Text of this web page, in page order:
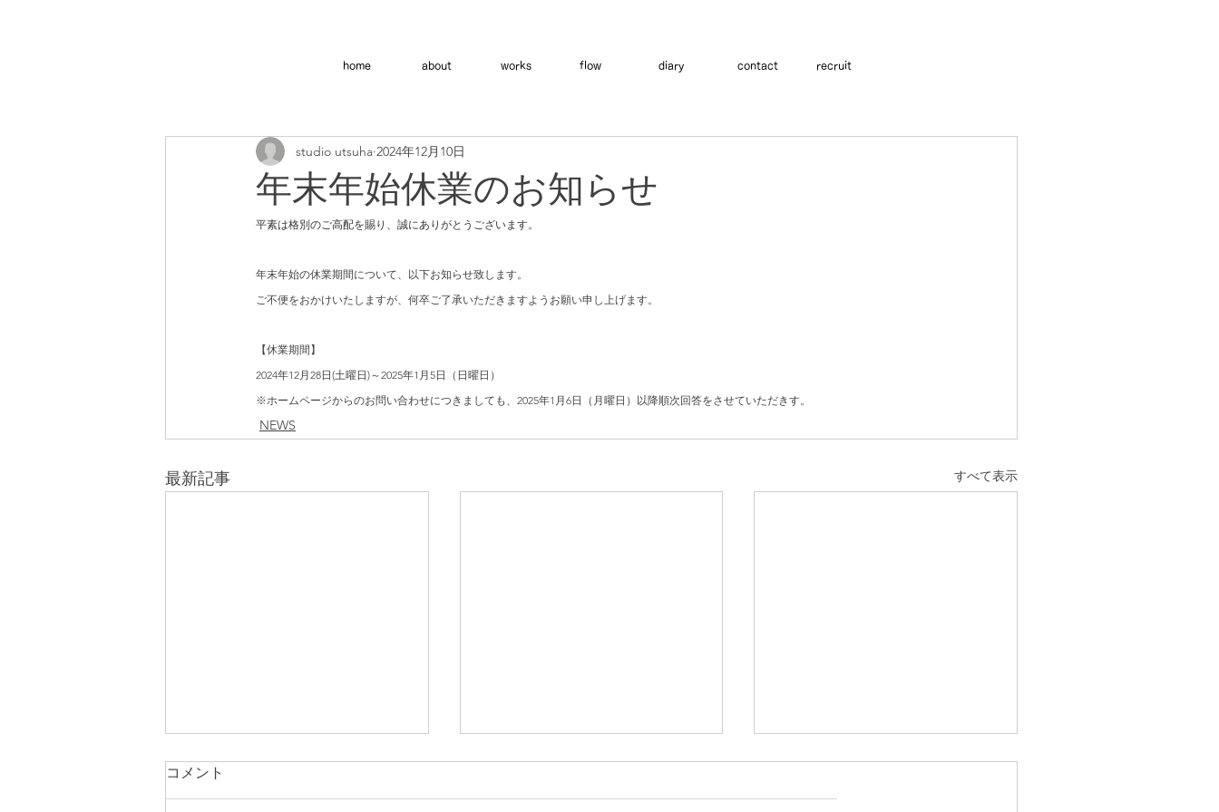
home about works flow diary contact recruit
年末年始休業のお知らせ
studio utsuha 2024年12月10日
平素は格別のご高配を賜り、誠にありがとうございます。
年末年始の休業期間について、以下お知らせ致します。
ご不便をおかけいたしますが、何卒ご了承いただきますようお願い申し上げます。
【休業期間】
2024年12月28日(土曜日)～2025年1月5日（日曜日）
※ホームページからのお問い合わせにつきましても、2025年1月6日（月曜日）以降順次回答をさせていただきす。
NEWS
最新記事 すべて表示
コメント